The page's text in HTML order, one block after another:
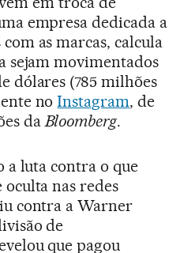
empresa dedicada a
as marcas, calcula
sejam movimentados
dólares (785 milhões
noInstagram, de
da Bloomberg.
a luta contra o que
nas redes
contra a Warner
de
que pagou